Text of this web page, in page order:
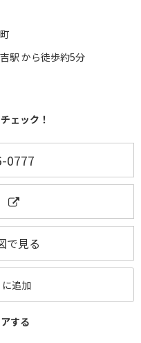
駅 から徒歩約5分
ェック！
0777
で見る
追加
する